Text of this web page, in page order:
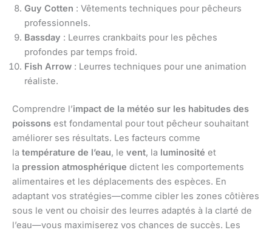
Guy Cotten : Vêtements techniques pour pêcheurs
professionnels.
Bassday : Leurres crankbaits pour les pêches
profondes par temps froid.
Fish Arrow : Leurres techniques pour une animation
réaliste.
Comprendre l’impact de la météo sur les habitudes des
poissons est fondamental pour tout pêcheur souhaitant
améliorer ses résultats. Les facteurs comme
la température de l’eau, le vent, la luminosité et
la pression atmosphérique dictent les comportements
alimentaires et les déplacements des espèces. En
adaptant vos stratégies—comme cibler les zones côtières
sous le vent ou choisir des leurres adaptés à la clarté de
l’eau—vous maximiserez vos chances de succès. Les